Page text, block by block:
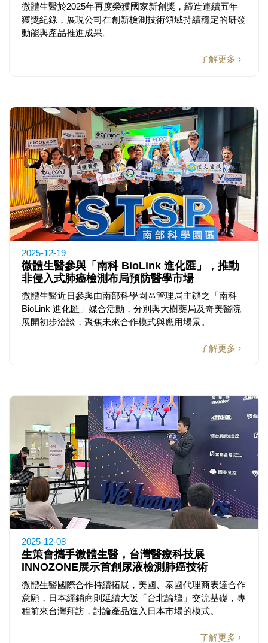
微體生醫於2025年再度榮獲國家新創獎，締造連續五年
獲獎紀錄，展現公司在創新檢測技術領域持續穩定的研發
動能與產品推進成果。
了解更多 ›
2025-12-19
微體生醫參與「南科 BioLink 進化匯」，推動
非侵入式肺癌檢測布局預防醫學市場
微體生醫近日參與由南部科學園區管理局主辦之「南科
BioLink 進化匯」媒合活動，分別與大樹藥局及奇美醫院
展開初步洽談，聚焦未來合作模式與應用場景。
了解更多 ›
2025-12-08
生策會攜手微體生醫，台灣醫療科技展
INNOZONE展示首創尿液檢測肺癌技術
微體生醫國際合作持續拓展，美國、泰國代理商表達合作
意願，日本經銷商則延續大阪「台北論壇」交流基礎，專
程前來台灣拜訪，討論產品進入日本市場的模式。
了解更多 ›